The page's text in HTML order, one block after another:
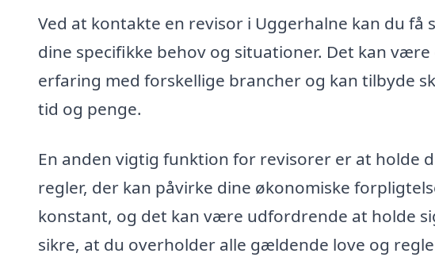
Ved at kontakte en revisor i Uggerhalne kan du
dine specifikke behov og situationer. Det kan
erfaring med forskellige brancher og kan tilbyde
tid og penge.
En anden vigtig funktion for revisorer er at holde
regler, der kan påvirke dine økonomiske
konstant, og det kan være udfordrende at holde
sikre, at du overholder alle gældende love og